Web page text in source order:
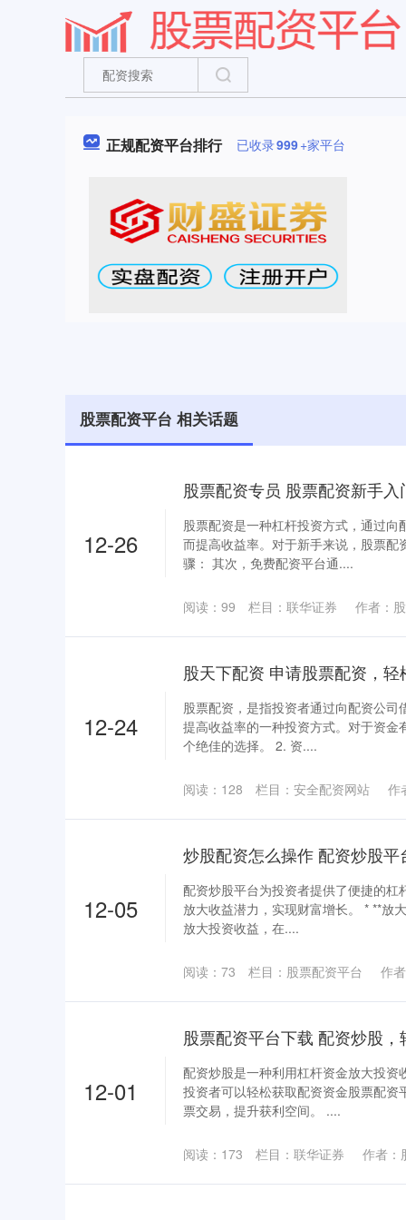
正规配资平台排行 已收录999+家平台
股票配资平台 相关话题
12-26
股票配资专员 股票配资新手
股票配资是一种杠杆投资方式，通过
而提高收益率。对于新手来说，股票
骤： 其次，免费配资平台通....
作者：
阅读： 99 栏目： 联华证券
12-24
股天下配资 申请股票配资，
股票配资，是指投资者通过向配资公
提高收益率的一种投资方式。对于资
个绝佳的选择。 2. 资....
作
阅读： 128 栏目： 安全配资网站
12-05
配资炒股平台为投资者提供了便捷的
放大收益潜力，实现财富增长。 * **放
放大投资收益，在....
作
阅读： 73 栏目： 股票配资平台
12-01
配资炒股是一种利用杠杆资金放大投
投资者可以轻松获取配资资金股票配
票交易，提升获利空间。 ....
作者：
阅读： 173 栏目： 联华证券